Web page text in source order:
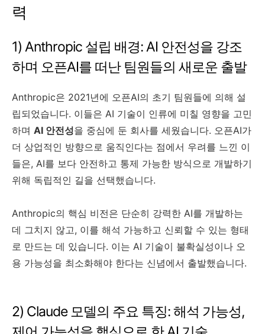
력
1) Anthropic 설립 배경: AI 안전성을 강조
하며 오픈AI를 떠난 팀원들의 새로운 출발
Anthropic은 2021년에 오픈AI의 초기 팀원들에 의해 설
립되었습니다. 이들은 AI 기술이 인류에 미칠 영향을 고민
하며 AI 안전성을 중심에 둔 회사를 세웠습니다. 오픈AI가
더 상업적인 방향으로 움직인다는 점에서 우려를 느낀 이
들은, AI를 보다 안전하고 통제 가능한 방식으로 개발하기
위해 독립적인 길을 선택했습니다.
Anthropic의 핵심 비전은 단순히 강력한 AI를 개발하는
데 그치지 않고, 이를 해석 가능하고 신뢰할 수 있는 형태
로 만드는 데 있습니다. 이는 AI 기술이 불확실성이나 오
용 가능성을 최소화해야 한다는 신념에서 출발했습니다.
2) Claude 모델의 주요 특징: 해석 가능성,